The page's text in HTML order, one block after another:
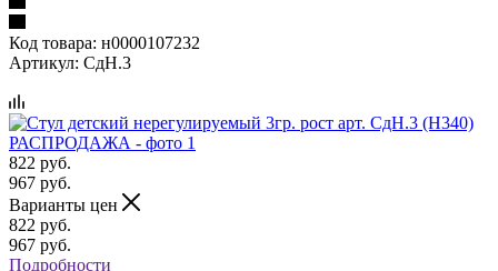
Код товара: н0000107232
Артикул: СдН.3
822 руб.
967 руб.
Варианты цен
822 руб.
967 руб.
Подробности